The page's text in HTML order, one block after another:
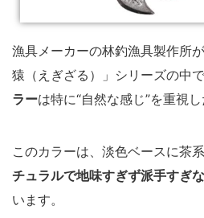
漁具メーカーの林釣漁具製作所
猿（えぎざる）」シリーズの中で
ラーは特に“自然な感じ”を重視し
このカラーは、淡色ベースに茶
チュラルで地味すぎず派手すぎ
います。